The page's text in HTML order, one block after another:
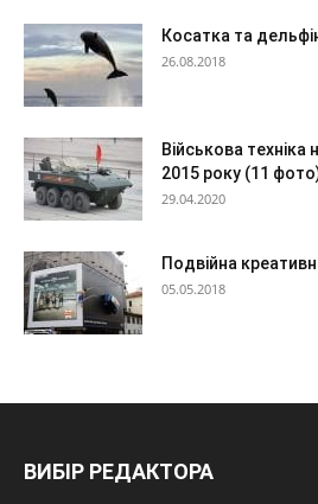
Косатка та
26.08.2018
Військова
2015 року (11
29.04.2020
Подвійна
05.05.2018
ВИБІР РЕДАКТОРА